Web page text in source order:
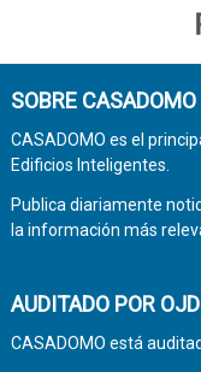
SOBRE CASADOMO
CASADOMO es el
Edificios Inteligentes.
Publica diariamente
la información más
AUDITADO POR OJD
CASADOMO está